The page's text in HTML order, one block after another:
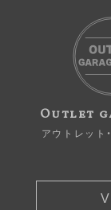
Outlet
アウトレット